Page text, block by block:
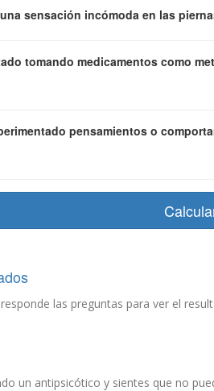
sensación incómoda en las
tomando medicamentos como
pensamientos o
las preguntas para ver el
un antipsicótico y sientes que no